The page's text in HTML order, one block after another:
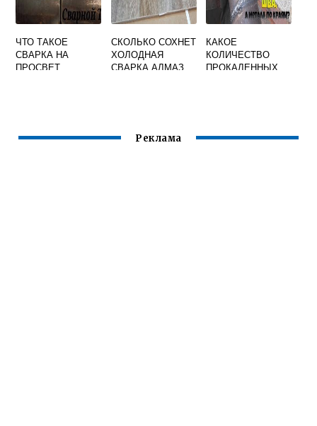
ЧТО ТАКОЕ
СВАРКА НА
ПРОСВЕТ
СКОЛЬКО СОХНЕТ
ХОЛОДНАЯ
СВАРКА АЛМАЗ
КАКОЕ
КОЛИЧЕСТВО
ПРОКАЛЕННЫХ
Реклама